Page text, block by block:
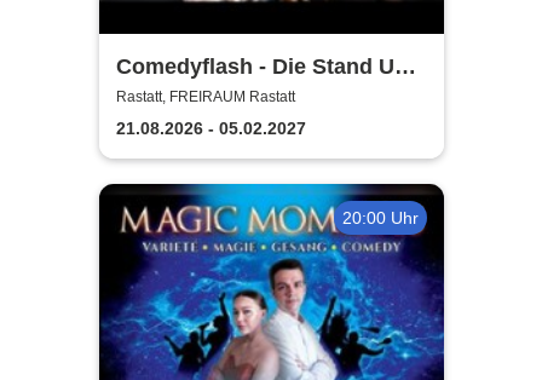
Comedyflash - Die Stand Up
Comedy Show in Rastatt
Rastatt, FREIRAUM Rastatt
21.08.2026 - 05.02.2027
20:00 Uhr